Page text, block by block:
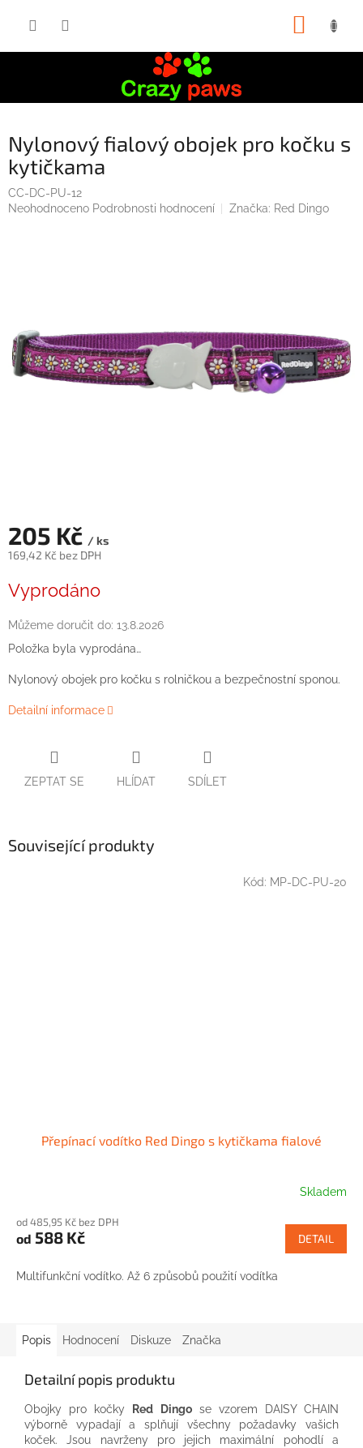
Nylonový fialový obojek pro kočku s
kytičkama
CC-DC-PU-12
Průměrné
Neohodnoceno Podrobnosti hodnocení Značka: Red Dingo
205 Kč / ks
169,42 Kč bez DPH
cena:
Vyprodáno
Můžeme doručit do: 13.8.2026
Položka byla vyprodána…
Nylonový obojek pro kočku s rolničkou a bezpečnostní sponou.
Detailní informace
ZEPTAT SE HLÍDAT SDÍLET
Související produkty
Přepínací vodítko Red Dingo s kytičkama fialové
Skladem
od 485,95 Kč bez DPH
od 588 Kč DETAIL
Multifunkční vodítko. Až 6 způsobů použití vodítka
Kód: MP-DC-PU-20
Popis Hodnocení Diskuze Značka
Detailní popis produktu
Obojky pro kočky Red Dingose vzorem DAISY CHAIN
výborně vypadají a splňují všechny požadavky vašich
koček. Jsou navrženy pro jejich maximální pohodlí a